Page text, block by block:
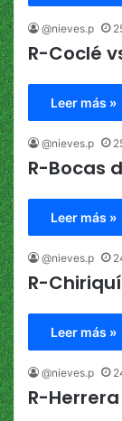
@nieves.p
R-Coclé
Leer más »
@nieves.p
R-Bocas
Leer más »
@nieves.p
R-
Leer más »
@nieves.p
R-